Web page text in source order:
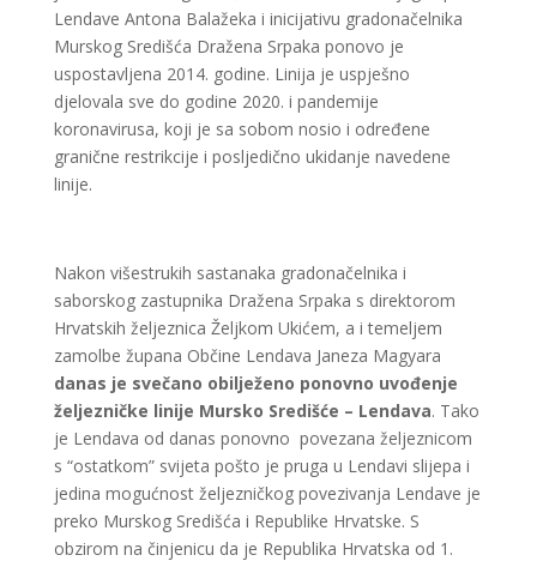
Lendave Antona Balažeka i inicijativu gradonačelnika
Murskog Središća Dražena Srpaka ponovo je
uspostavljena 2014. godine. Linija je uspješno
djelovala sve do godine 2020. i pandemije
koronavirusa, koji je sa sobom nosio i određene
granične restrikcije i posljedično ukidanje navedene
linije.
Nakon višestrukih sastanaka gradonačelnika i
saborskog zastupnika Dražena Srpaka s direktorom
Hrvatskih željeznica Željkom Ukićem, a i temeljem
zamolbe župana Občine Lendava Janeza Magyara
danas je svečano obilježeno ponovno uvođenje
željezničke linije Mursko Središće – Lendava. Tako
je Lendava od danas ponovno povezana željeznicom
s “ostatkom” svijeta pošto je pruga u Lendavi slijepa i
jedina mogućnost željezničkog povezivanja Lendave je
preko Murskog Središća i Republike Hrvatske. S
obzirom na činjenicu da je Republika Hrvatska od 1.